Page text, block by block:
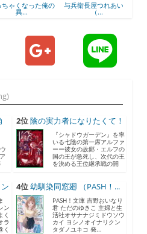
ゃくなった俺の
異...
与兵衛長屋つれあい帖
（...
2位陰の実力者になりたくて！
...
『シャドウガーデン』を率
いる七陰の第一席アルファ
ーー彼女の故郷・エルフの
国の王が急死し、次代の王
を決める王位継承戦の開
ン
く
ラ
く
4位幼馴染同窓廻 （PASH！...
PASH！文庫 吉野おいなり
君 ただのゆきこ 主婦と生
活社オサナナジミドウソウ
カイ ヨシノオイナリクン
タダノユキコ 発...